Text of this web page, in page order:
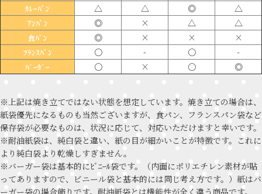
ｶﾚｰﾊﾟﾝ △ △ ◎ △
ｱﾝﾊﾟﾝ ◎ × △ △
食ﾊﾟﾝ ◎ × × ×
ﾌﾗﾝｽﾊﾟﾝ 〇 - 〇 -
ﾊﾞｰｶﾞｰ 〇 × 〇 ◎
※上記は焼き立てではない状態を想定しています。焼き立ての場合は、
紙袋優先になるものも当然ございますが、食パン、フランスパン袋など
保存袋が必要なものは、状況に応じて、対応いただけますと幸いです。
※耐油紙袋は、純白袋と違い、紙の目が細かいことが特徴です。これに
より純白袋より乾燥しすぎません。
※バーガー袋は基本的にﾋﾞﾆｰﾙ袋です。（内面にポリエチレン素材が貼
ってありますので、ビニール袋と基本的には同じ考え方です。）紙はバ
ーガー袋の場合飾りです。耐油紙袋とは機能性が全く違う商品です。